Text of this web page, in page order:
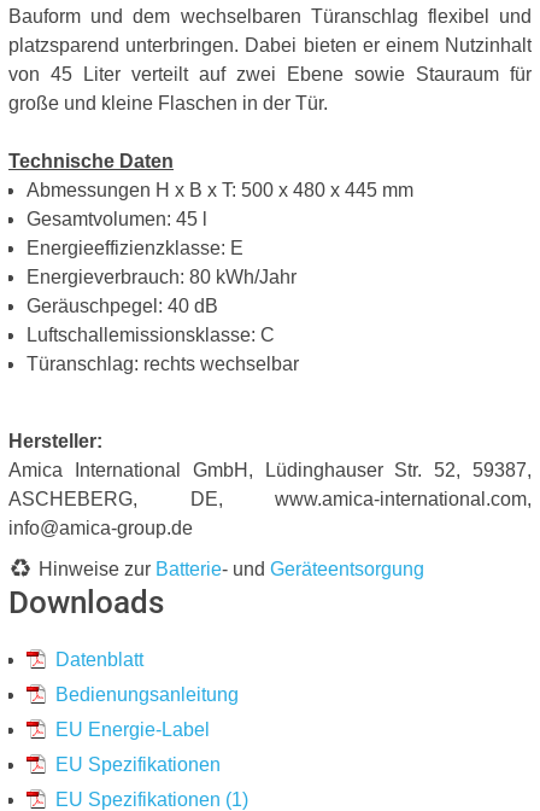
Bauform und dem wechselbaren Türanschlag flexibel und
platzsparend unterbringen. Dabei bieten er einem Nutzinhalt
von 45 Liter verteilt auf zwei Ebene sowie Stauraum für
große und kleine Flaschen in der Tür.
Technische Daten
Abmessungen H x B x T: 500 x 480 x 445 mm
Gesamtvolumen: 45 l
Energieeffizienzklasse: E
Energieverbrauch: 80 kWh/Jahr
Geräuschpegel: 40 dB
Luftschallemissionsklasse: C
Türanschlag: rechts wechselbar
Hersteller:
Amica International GmbH, Lüdinghauser Str. 52, 59387,
ASCHEBERG, DE, www.amica-international.com,
info@amica-group.de
Hinweise zur Batterie- und Geräteentsorgung
Downloads
Datenblatt
Bedienungsanleitung
EU Energie-Label
EU Spezifikationen
EU Spezifikationen (1)